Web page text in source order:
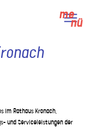
me
nü
im Rathaus Kronach.
und Serviceleistungen der